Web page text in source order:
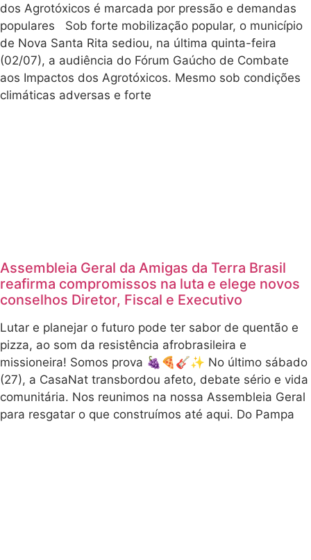
dos Agrotóxicos é marcada por pressão e demandas
populares Sob forte mobilização popular, o município
de Nova Santa Rita sediou, na última quinta-feira
(02/07), a audiência do Fórum Gaúcho de Combate
aos Impactos dos Agrotóxicos. Mesmo sob condições
climáticas adversas e forte
Assembleia Geral da Amigas da Terra Brasil
reafirma compromissos na luta e elege novos
conselhos Diretor, Fiscal e Executivo
Lutar e planejar o futuro pode ter sabor de quentão e
pizza, ao som da resistência afrobrasileira e
missioneira! Somos prova 🍇🍕🎸✨ No último sábado
(27), a CasaNat transbordou afeto, debate sério e vida
comunitária. Nos reunimos na nossa Assembleia Geral
para resgatar o que construímos até aqui. Do Pampa